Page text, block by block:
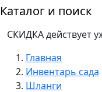
Каталог и поиск
СКИДКА действует
Главная
Инвентарь сада
Шланги